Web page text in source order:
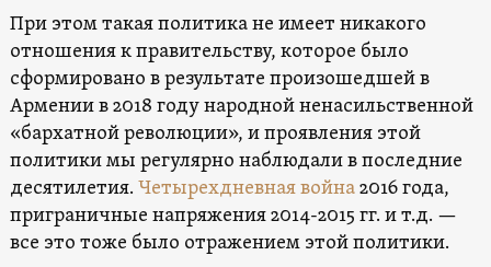
При этом такая политика не имеет никакого
отношения к правительству, которое было
сформировано в результате произошедшей в
Армении в 2018 году народной ненасильственной
«бархатной революции», и проявления этой
политики мы регулярно наблюдали в последние
десятилетия. Четырехдневная война2016 года,
приграничные напряжения 2014-2015 гг. и т.д. —
все это тоже было отражением этой политики.